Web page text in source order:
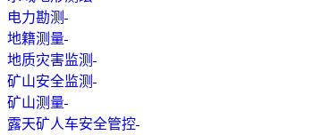
电力勘测
地籍测量
地质灾害监测
矿山安全监测
矿山测量
露天矿人车安全管控